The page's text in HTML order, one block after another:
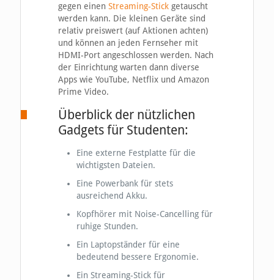
gegen einen Streaming-Stickgetauscht
werden kann. Die kleinen Geräte sind
relativ preiswert (auf Aktionen achten)
und können an jeden Fernseher mit
HDMI-Port angeschlossen werden. Nach
der Einrichtung warten dann diverse
Apps wie YouTube, Netflix und Amazon
Prime Video.
Überblick der nützlichen
Gadgets für Studenten:
Eine externe Festplatte für die
wichtigsten Dateien.
Eine Powerbank für stets
ausreichend Akku.
Kopfhörer mit Noise-Cancelling für
ruhige Stunden.
Ein Laptopständer für eine
bedeutend bessere Ergonomie.
Ein Streaming-Stick für